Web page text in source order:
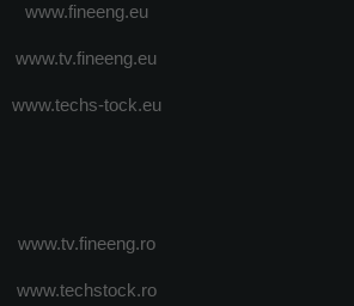
www.fineeng.eu
www.tv.fineeng.eu
www.techs-tock.eu
www.tv.fineeng.ro
www.techstock.ro